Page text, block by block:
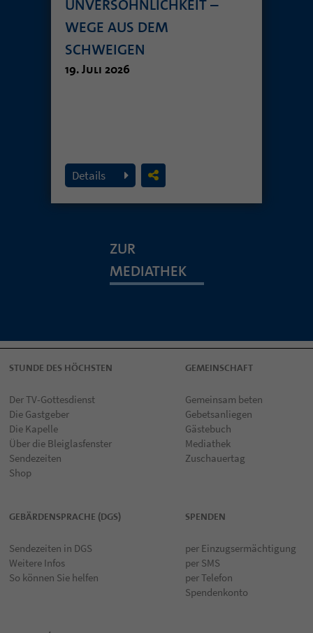
UNVERSÖHNLICHKEIT –
WEGE AUS DEM
SCHWEIGEN
19. Juli 2026
Details
ZUR
MEDIATHEK
STUNDE DES HÖCHSTEN
Der TV-Gottesdienst
Die Gastgeber
Die Kapelle
Über die Bleiglasfenster
Sendezeiten
Shop
GEMEINSCHAFT
Gemeinsam beten
Gebetsanliegen
Gästebuch
Mediathek
Zuschauertag
GEBÄRDENSPRACHE (DGS)
Sendezeiten in DGS
Weitere Infos
So können Sie helfen
SPENDEN
per Einzugsermächtigung
per SMS
per Telefon
Spendenkonto